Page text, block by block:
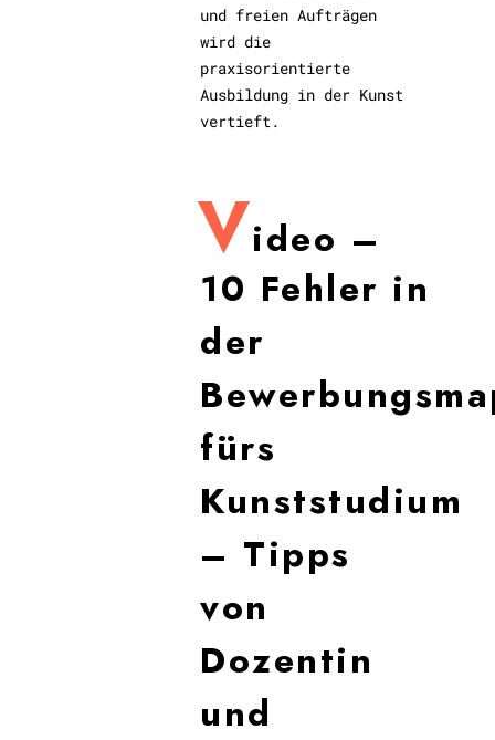
und freien Aufträgen
wird die
praxisorientierte
Ausbildung in der Kunst
vertieft.
Video –
10 Fehler in
der
fürs
Kunststudium
– Tipps
von
Dozentin
und